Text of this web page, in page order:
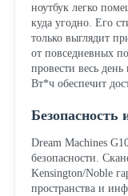
ноутбук легко
куда угодно. Его
только выглядит
от повседневных
провести весь день
Вт*ч обеспечит
Безопасность
Dream Machines
безопасности.
Kensington/Noble
пространства и